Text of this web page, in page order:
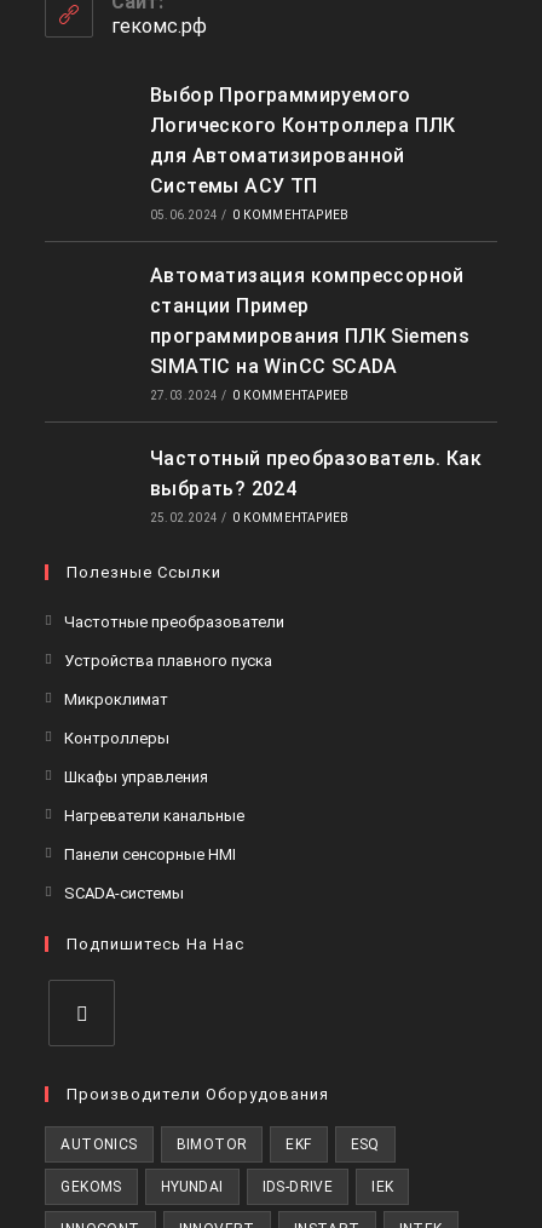
гекомс.рф
Выбор Программируемого
Логического Контроллера ПЛК
для Автоматизированной
Системы АСУ ТП
05.06.2024 / 0 КОММЕНТАРИЕВ
Автоматизация компрессорной
станции Пример
программирования ПЛК Siemens
SIMATIC на WinCC SCADA
27.03.2024 / 0 КОММЕНТАРИЕВ
Частотный преобразователь. Как
выбрать? 2024
25.02.2024 / 0 КОММЕНТАРИЕВ
Полезные Ссылки
Частотные преобразователи
Устройства плавного пуска
МикроклиматОткроется
вкладке
Контроллеры
вкладке
Шкафы управления
вкладке
Нагреватели канальныеОткроется
Панели сенсорные HMI
вкладке
SCADA-системы
новой
Подпишитесь На Нас
в
вкладке
Производители Оборудования
AUTONICS BIMOTOR EKF ESQ
GEKOMS HYUNDAI IDS-DRIVE IEK